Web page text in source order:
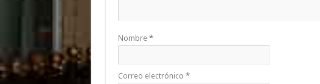
Nombre *
Correo electrónico *